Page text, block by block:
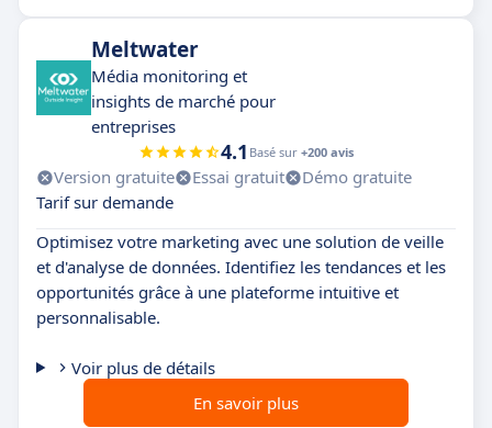
Meltwater
Média monitoring et
insights de marché pour
entreprises
4.1 Basé sur +200 avis
Version gratuite Essai gratuit
Démo gratuite
Tarif sur demande
Optimisez votre marketing avec une solution de veille
et d'analyse de données. Identifiez les tendances et les
opportunités grâce à une plateforme intuitive et
personnalisable.
Voir plus de détails
En savoir plus